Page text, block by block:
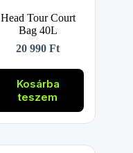
Head Tour Court
Bag 40L
20 990Ft
Kosárba
teszem